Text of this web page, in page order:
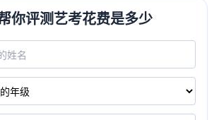
你评测艺考花费是多少